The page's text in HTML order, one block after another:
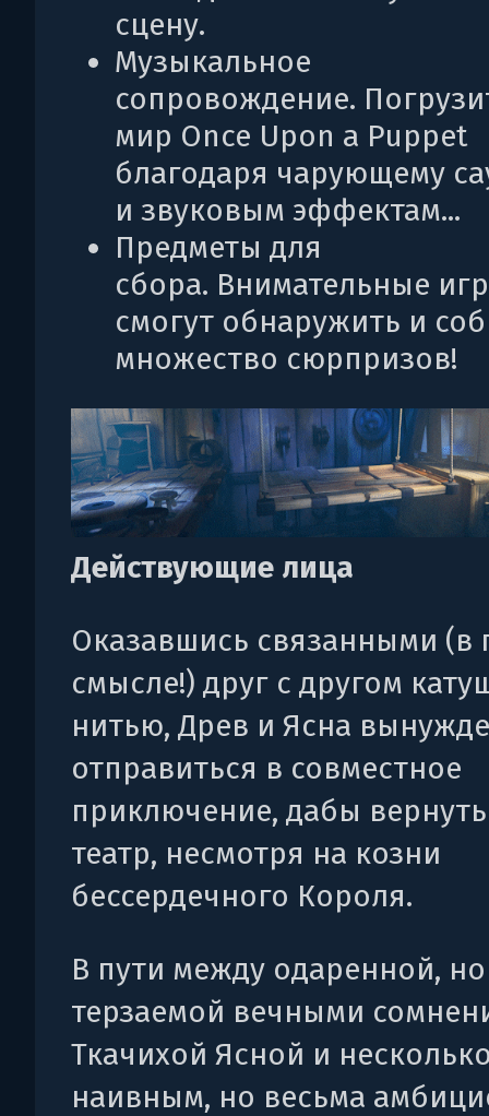
сцену.
Музыкальное
сопровождение.
мир Once Upon a Puppet
благодаря чарующему
и звуковым эффектам...
Предметы для
сбора. Внимательные
смогут обнаружить и
множество сюрпризов!
Действующие лица
Оказавшись связанными (в
смысле!) друг с другом
нитью, Древ и Ясна
отправиться в совместное
приключение, дабы
театр, несмотря на козни
бессердечного Короля.
В пути между одаренной, но
терзаемой вечными
Ткачихой Ясной и
наивным, но весьма